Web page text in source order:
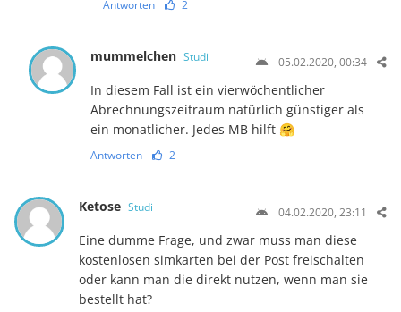
Antworten 2
mummelchen Studi 05.02.2020, 00:34
In diesem Fall ist ein vierwöchentlicher
Abrechnungszeitraum natürlich günstiger als
ein monatlicher. Jedes MB hilft 🤗
Antworten 2
Ketose Studi 04.02.2020, 23:11
Eine dumme Frage, und zwar muss man diese
kostenlosen simkarten bei der Post freischalten
oder kann man die direkt nutzen, wenn man sie
bestellt hat?